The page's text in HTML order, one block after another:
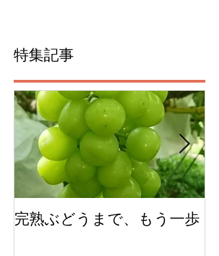
特集記事
完熟ぶどうまで、もう一歩